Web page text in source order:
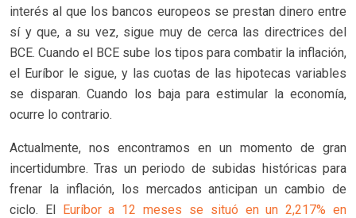
interés al que los bancos europeos se prestan dinero entre
sí y que, a su vez, sigue muy de cerca las directrices del
BCE. Cuando el BCE sube los tipos para combatir la inflación,
el Euríbor le sigue, y las cuotas de las hipotecas variables
se disparan. Cuando los baja para estimular la economía,
ocurre lo contrario.
Actualmente, nos encontramos en un momento de gran
incertidumbre. Tras un periodo de subidas históricas para
frenar la inflación, los mercados anticipan un cambio de
ciclo. El Euríbor a 12 meses se situó en un 2,217% en